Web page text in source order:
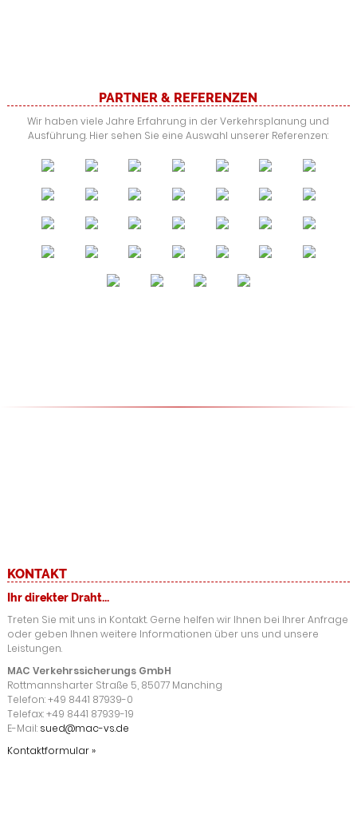
PARTNER & REFERENZEN
Wir haben viele Jahre Erfahrung in der Verkehrsplanung und
Ausführung. Hier sehen Sie eine Auswahl unserer Referenzen:
KONTAKT
Ihr direkter Draht...
Treten Sie mit uns in Kontakt. Gerne helfen wir Ihnen bei Ihrer Anfrage
oder geben Ihnen weitere Informationen über uns und unsere
Leistungen.
MAC Verkehrssicherungs GmbH
Rottmannsharter Straße 5, 85077 Manching
Telefon: +49 8441 87939-0
Telefax: +49 8441 87939-19
E-Mail: sued@mac-vs.de
Kontaktformular »